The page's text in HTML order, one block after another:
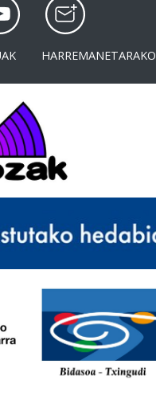
HARREMANETARAKO